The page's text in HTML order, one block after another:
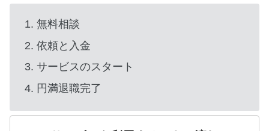
無料相談
依頼と入金
サービスのスタート
円満退職完了